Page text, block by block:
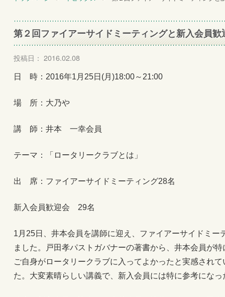
第２回ファイアーサイドミーティングと新入会員歓
投稿日： 2016.02.08
日 時：2016年1月25日(月)18:00～21:00
場 所：大乃や
講 師：井本 一幸会員
テーマ：「ロータリークラブとは」
出 席：ファイアーサイドミーティング28名
新入会員歓迎会 29名
1月25日、井本会員を講師に迎え、ファイアーサイドミー
ました。戸田孝パストガバナーの著書から、井本会員が
ご自身がロータリークラブに入ってよかったと実感され
た。大変素晴らしい講義で、新入会員には特に参考にな